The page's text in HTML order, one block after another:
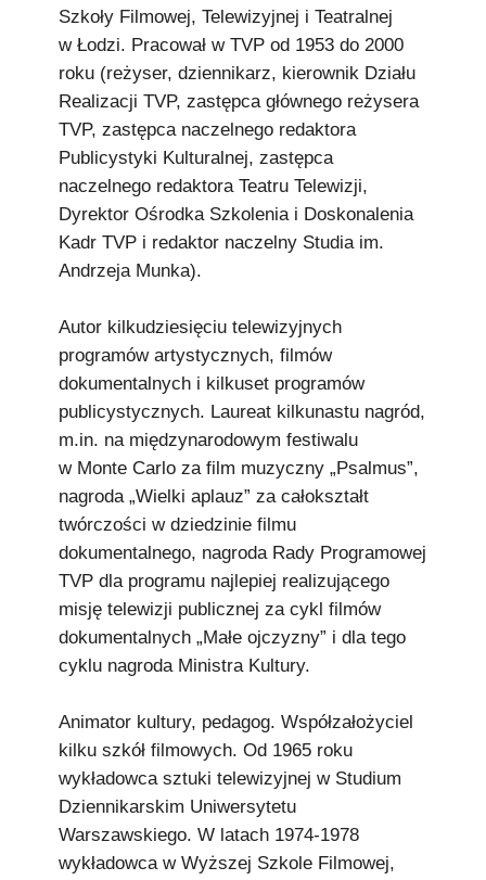
Szkoły Filmowej, Telewizyjnej i Teatralnej
w Łodzi. Pracował w TVP od 1953 do 2000
roku (reżyser, dziennikarz, kierownik Działu
Realizacji TVP, zastępca głównego reżysera
TVP, zastępca naczelnego redaktora
Publicystyki Kulturalnej, zastępca
naczelnego redaktora Teatru Telewizji,
Dyrektor Ośrodka Szkolenia i Doskonalenia
Kadr TVP i redaktor naczelny Studia im.
Andrzeja Munka).
Autor kilkudziesięciu telewizyjnych
programów artystycznych, filmów
dokumentalnych i kilkuset programów
publicystycznych. Laureat kilkunastu nagród,
m.in. na międzynarodowym festiwalu
w Monte Carlo za film muzyczny „Psalmus”,
nagroda „Wielki aplauz” za całokształt
twórczości w dziedzinie filmu
dokumentalnego, nagroda Rady Programowej
TVP dla programu najlepiej realizującego
misję telewizji publicznej za cykl filmów
dokumentalnych „Małe ojczyzny” i dla tego
cyklu nagroda Ministra Kultury.
Animator kultury, pedagog. Współzałożyciel
kilku szkół filmowych. Od 1965 roku
wykładowca sztuki telewizyjnej w Studium
Dziennikarskim Uniwersytetu
Warszawskiego. W latach 1974-1978
wykładowca w Wyższej Szkole Filmowej,